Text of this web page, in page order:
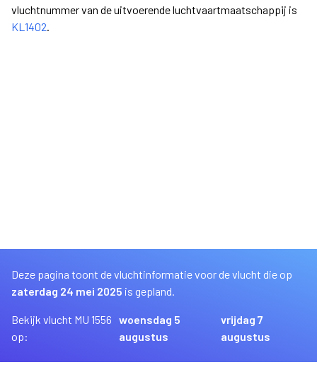
vluchtnummer van de uitvoerende luchtvaartmaatschappij is
KL1402.
Deze pagina toont de vluchtinformatie voor de vlucht die op
zaterdag 24 mei 2025 is gepland.
Bekijk vlucht MU 1556
op:
woensdag 5
augustus
vrijdag 7
augustus